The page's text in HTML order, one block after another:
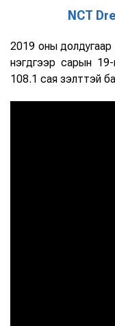
NCT
2019 оны
нэгдүгээр сарын
108.1 сая үзэлттэй